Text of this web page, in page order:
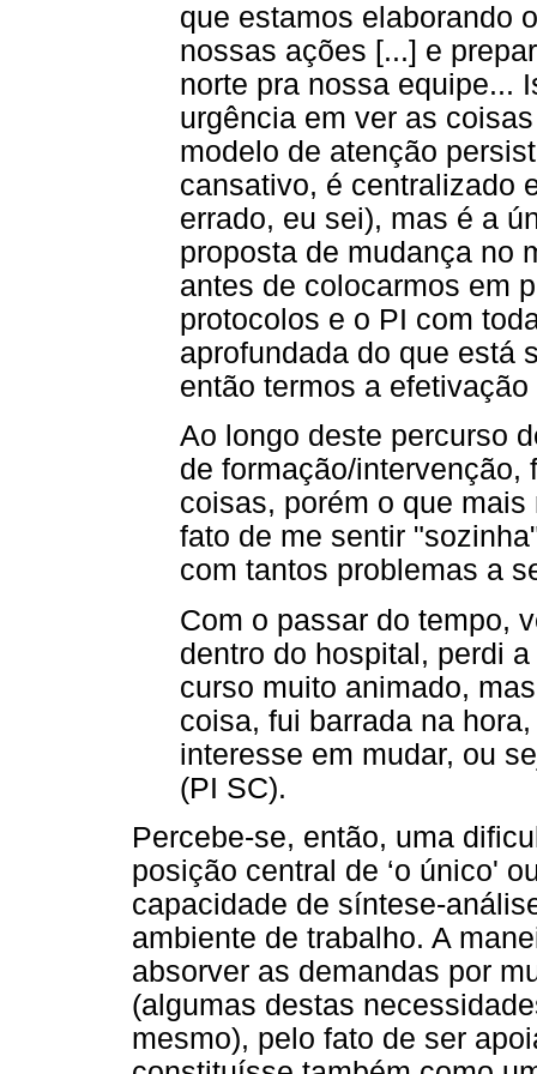
que estamos elaborando
nossas ações [...] e
norte pra nossa equipe...
urgência em ver as
modelo de atenção
cansativo, é centralizado
errado, eu sei), mas é a
proposta de mudança no
antes de colocarmos em
protocolos e o PI com
aprofundada do que está
então termos a
Ao longo deste percurso
de formação/
coisas, porém o que
fato de me sentir
com tantos problemas a
Com o passar do tempo,
dentro do hospital, perdi
curso muito animado,
coisa, fui barrada na
interesse em mudar, ou
(PI SC).
Percebe-se, então, uma
posição central de ‘o único'
capacidade de síntese-
ambiente de trabalho. A
absorver as demandas por
(algumas destas
mesmo), pelo fato de ser